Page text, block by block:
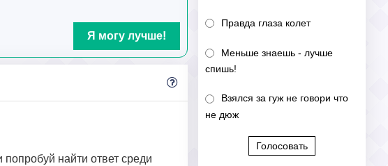
Правда глаза колет
Меньше знаешь - лучше
спишь!
Взялся за гуж не говори что
не дюж
Голосовать
Я могу лучше!
попробуй найти ответ среди